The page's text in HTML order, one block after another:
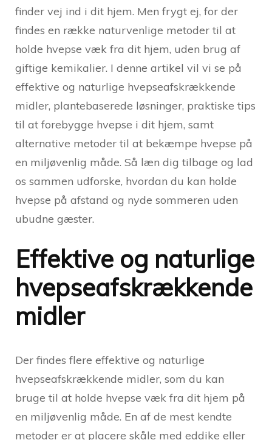
finder vej ind i dit hjem. Men frygt ej, for der
findes en række naturvenlige metoder til at
holde hvepse væk fra dit hjem, uden brug af
giftige kemikalier. I denne artikel vil vi se på
effektive og naturlige hvepseafskrækkende
midler, plantebaserede løsninger, praktiske tips
til at forebygge hvepse i dit hjem, samt
alternative metoder til at bekæmpe hvepse på
en miljøvenlig måde. Så læn dig tilbage og lad
os sammen udforske, hvordan du kan holde
hvepse på afstand og nyde sommeren uden
ubudne gæster.
Effektive og naturlige
hvepseafskrækkende
midler
Der findes flere effektive og naturlige
hvepseafskrækkende midler, som du kan
bruge til at holde hvepse væk fra dit hjem på
en miljøvenlig måde. En af de mest kendte
metoder er at placere skåle med eddike eller